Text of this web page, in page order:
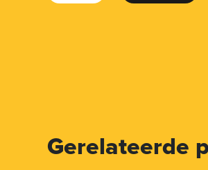
Gerelateerde